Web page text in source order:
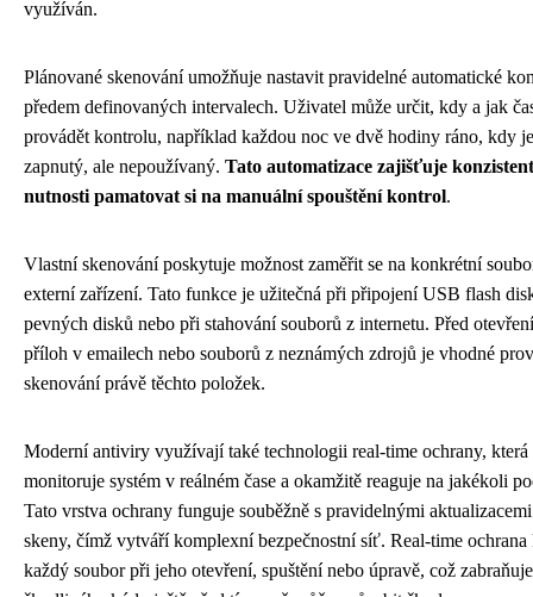
využíván.
Plánované skenování umožňuje nastavit pravidelné automatické
předem definovaných intervalech. Uživatel může určit, kdy a jak
provádět kontrolu, například každou noc ve dvě hodiny ráno, kdy
zapnutý, ale nepoužívaný. Tato automatizace zajišťuje
nutnosti pamatovat si na manuální spouštění kontrol.
Vlastní skenování poskytuje možnost zaměřit se na konkrétní
externí zařízení. Tato funkce je užitečná při připojení USB flash
pevných disků nebo při stahování souborů z internetu. Před
příloh v emailech nebo souborů z neznámých zdrojů je vhodné
skenování právě těchto položek.
Moderní antiviry využívají také technologii real-time ochrany, která
monitoruje systém v reálném čase a okamžitě reaguje na jakékoli
Tato vrstva ochrany funguje souběžně s pravidelnými
skeny, čímž vytváří komplexní bezpečnostní síť. Real-time
každý soubor při jeho otevření, spuštění nebo úpravě, což